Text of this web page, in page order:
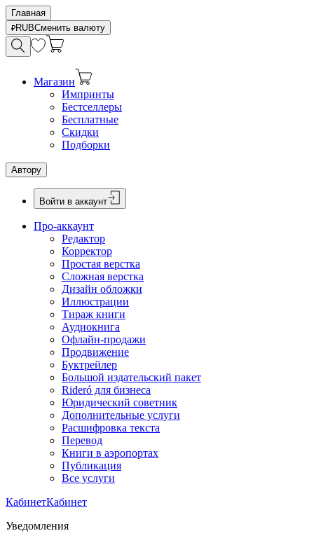
Главная
RUBСменить валюту
Магазин
Импринты
Бестселлеры
Бесплатные
Скидки
Подборки
Автору
Войти в аккаунт
Про-аккаунт
Редактор
Корректор
Простая верстка
Сложная верстка
Дизайн обложки
Иллюстрации
Тираж книги
Аудиокнига
Офлайн-продажи
Продвижение
Буктрейлер
Большой издательский пакет
Rideró для бизнеса
Юридический советник
Дополнительные услуги
Расшифровка текста
Перевод
Книги в аэропортах
Публикация
Все услуги
КабинетКабинет
Уведомления